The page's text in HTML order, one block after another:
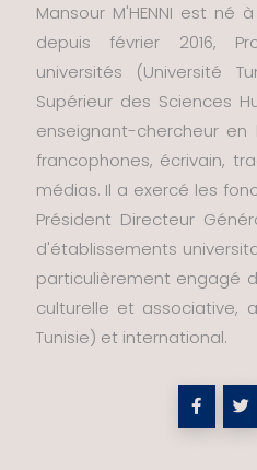
Mansour M'HENNI est né
depuis février 2016,
universités (Université
Supérieur des Sciences
enseignant-chercheur
francophones, écrivain,
médias. Il a exercé les
Président Directeur
d'établissements
particulièrement engagé
culturelle et associative,
Tunisie) et international.